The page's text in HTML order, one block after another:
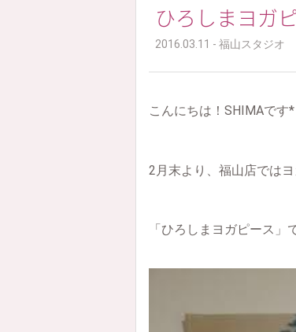
ひろしまヨガ
2016.03.11 - 福山スタジオ
こんにちは！SHIMAです*
2月末より、福山店では
「ひろしまヨガピース」